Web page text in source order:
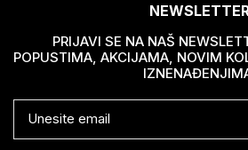
PRIJAVI SE NA NAŠ
POPUSTIMA, AKCIJAMA, NOVIM